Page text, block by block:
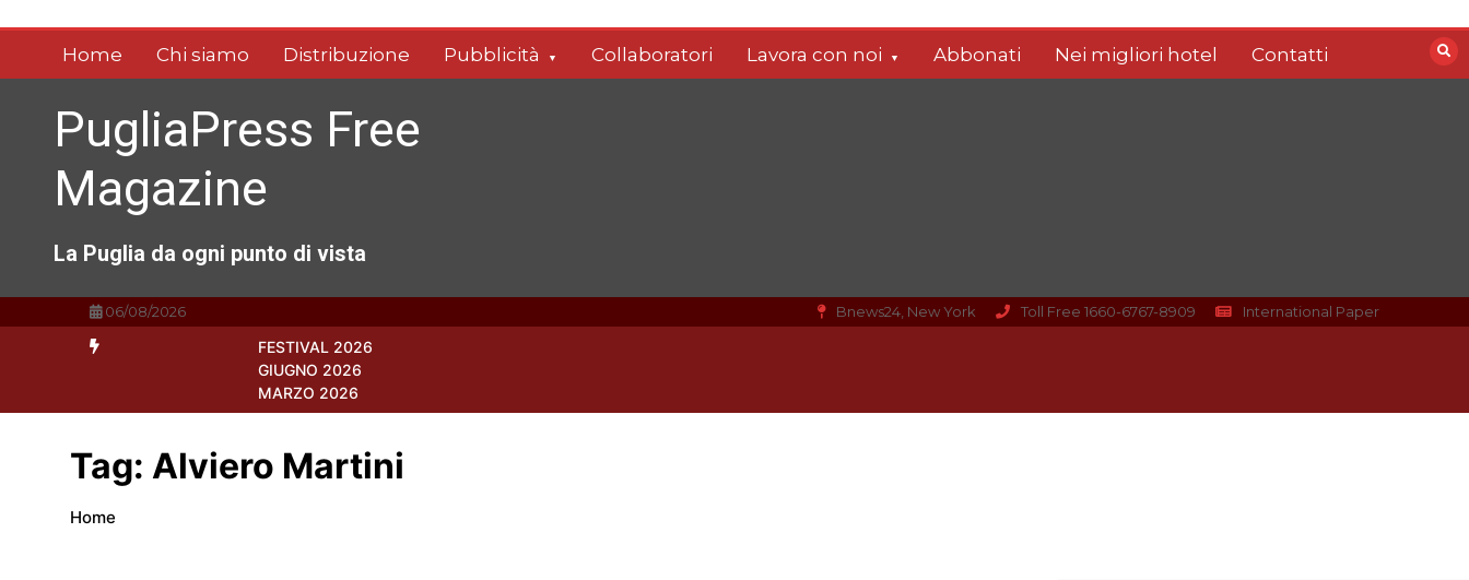
contenutoHome Chi siamo Distribuzione Pubblicità Collaboratori Lavora con noi Abbonati Nei migliori hotel Contatti
PugliaPress Free
Magazine
La Puglia da ogni punto di vista
06/08/2026 Bnews24, New York Toll Free 1660-6767-8909 International Paper
FESTIVAL 2026
GIUGNO 2026
MARZO 2026
Tag: Alviero Martini
Home